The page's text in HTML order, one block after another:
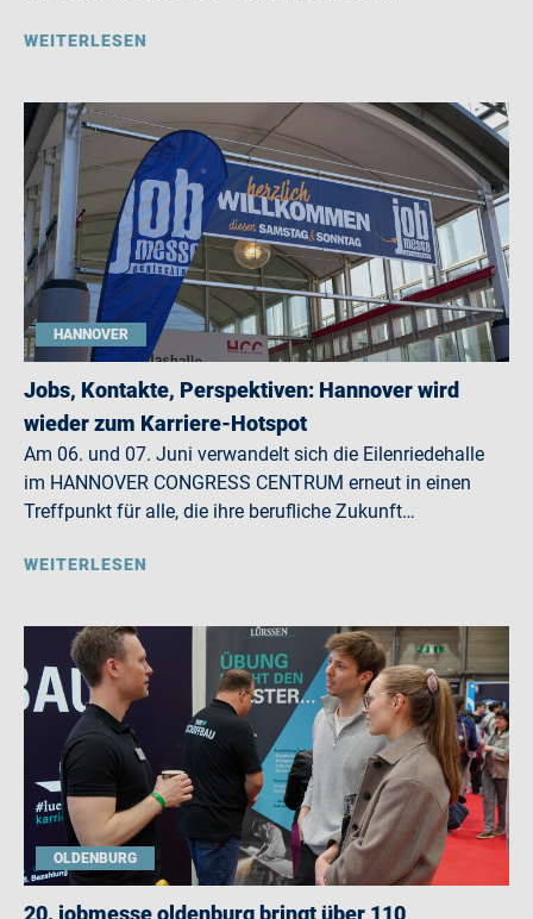
WEITERLESEN
HANNOVER
Jobs, Kontakte, Perspektiven: Hannover wird
wieder zum Karriere-Hotspot
Am 06. und 07. Juni verwandelt sich die Eilenriedehalle
im HANNOVER CONGRESS CENTRUM erneut in einen
Treffpunkt für alle, die ihre berufliche Zukunft…
WEITERLESEN
OLDENBURG
20. jobmesse oldenburg bringt über 110